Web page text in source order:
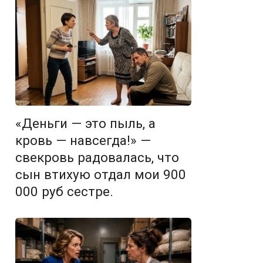
«Деньги — это пыль, а
кровь — навсегда!» —
свекровь радовалась, что
сын втихую отдал мои 900
000 руб сестре.